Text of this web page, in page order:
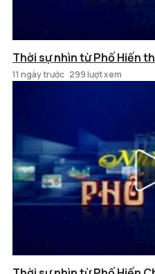
Thời sự nhìn từ Phố Hiến
11 ngày trước 299 lượt xem